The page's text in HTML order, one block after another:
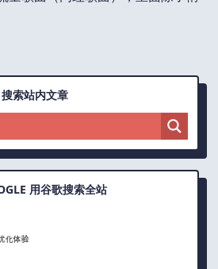
索站内文章
用谷歌搜索全站